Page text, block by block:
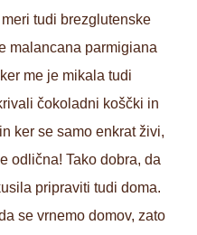
tudi brezglutenske
malancana parmigiana
me je mikala tudi
čokoladni koščki in
ker se samo enkrat živi,
odlična! Tako dobra, da
pripraviti tudi doma.
se vrnemo domov, zato